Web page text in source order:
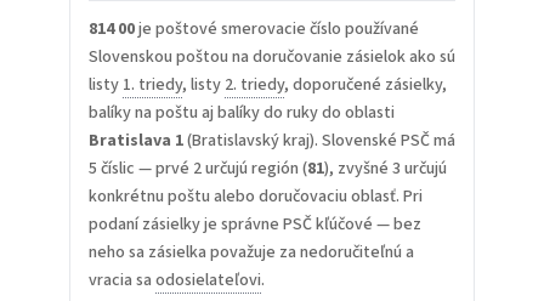
814 00je poštové smerovacie číslo používané
Slovenskou poštou na doručovanie zásielok ako sú
listy 1. triedy, listy 2. triedy, doporučené zásielky,
balíky na poštu aj balíky do ruky do oblasti
Bratislava 1(Bratislavský kraj). Slovenské PSČ má
5 číslic — prvé 2 určujú región (81), zvyšné 3 určujú
konkrétnu poštu alebo doručovaciu oblasť. Pri
podaní zásielky je správne PSČ kľúčové — bez
neho sa zásielka považuje za nedoručiteľnú a
vracia sa odosielateľovi.